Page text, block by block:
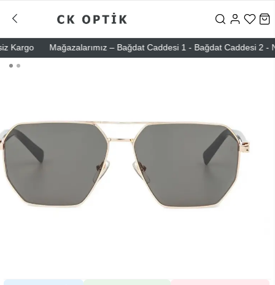
Mağazalarımız – Bağdat Caddesi 1 - Bağdat Caddesi 2 -